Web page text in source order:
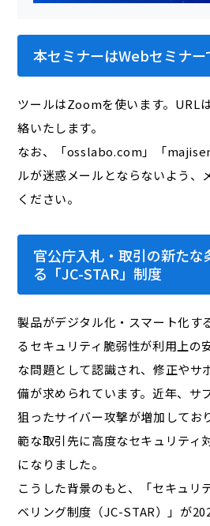
本セミナーはWebセミナー
ツールはZoomを使います。URL
絡いたします。
なお、「osslabo.com」「
ルが迷惑メールとならないよう、
ください。
官公庁入札・取引の新たな
る「JC-STAR」制度
製品がデジタル化・スマート化す
るセキュリティ脆弱性が利用上の
な問題として認識され、修正やサ
備が求められています。近年、サ
狙ったサイバー攻撃が増加してお
範な取引先に高度なセキュリティ
になりました。
こうした背景のもと、「セキュリ
ベリング制度（JC-STAR）」が